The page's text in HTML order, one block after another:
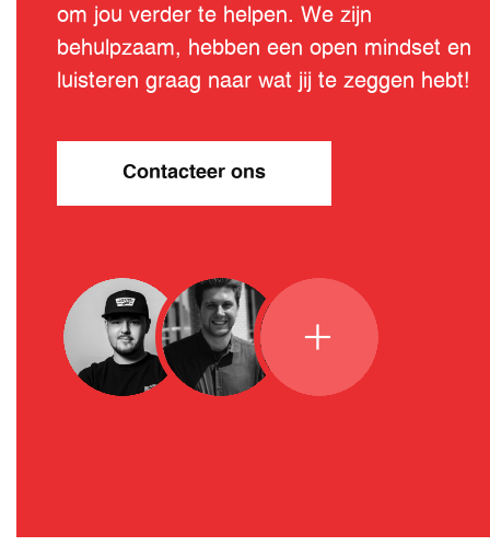
om jou verder te helpen. We zijn
behulpzaam, hebben een open mindset en
luisteren graag naar wat jij te zeggen hebt!
Contacteer ons